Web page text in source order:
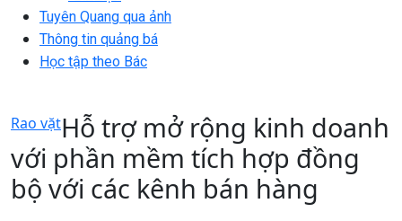
Tuyên Quang qua ảnh
Thông tin quảng bá
Học tập theo Bác
Rao vặtHỗ trợ mở rộng kinh doanh
với phần mềm tích hợp đồng
bộ với các kênh bán hàng